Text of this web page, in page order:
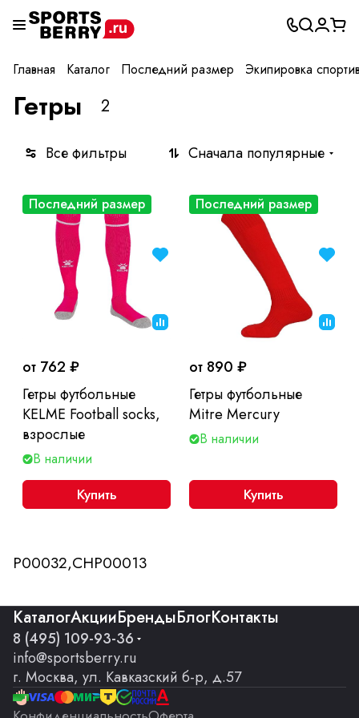
Главная Каталог Последний размер Экипировка
Гетры 2
Все фильтры Сначала популярные
Последний размер
от 762 ₽
Гетры футбольные
KELME Football socks,
взрослые
В наличии
Купить
Последний размер
от 890 ₽
Гетры футбольные
Mitre Mercury
В наличии
Купить
P00032,CHP00013
КаталогАкцииБрендыБлогКонтакты
8 (495) 109-93-36
info@sportsberry.ru
г. Москва, ул. Кавказский б-р, д.57